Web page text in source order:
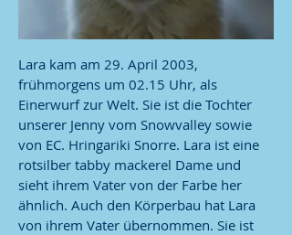
Lara kam am 29. April 2003,
frühmorgens um 02.15 Uhr, als
Einerwurf zur Welt. Sie ist die Tochter
unserer Jenny vom Snowvalley sowie
von EC. Hringariki Snorre. Lara ist eine
rotsilber tabby mackerel Dame und
sieht ihrem Vater von der Farbe her
ähnlich. Auch den Körperbau hat Lara
von ihrem Vater übernommen. Sie ist